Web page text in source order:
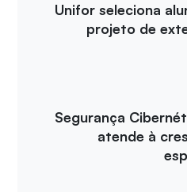
Unifor seleciona
projeto de
Segurança
atende à